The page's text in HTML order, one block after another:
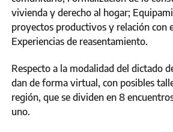
vivienda y derecho al hogar;
proyectos productivos y relación con
Experiencias de reasentamiento.
Respecto a la modalidad del dictado
dan de forma virtual, con posibles
región, que se dividen en 8
uno.